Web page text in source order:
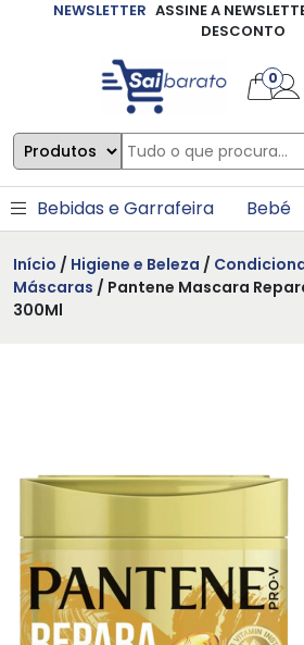
NEWSLETTER ASSINE A
DESCONTO
0
Bebidas e Garrafeira Bebé
Início / Higiene e Beleza /
Máscaras / Pantene Mascara
300Ml